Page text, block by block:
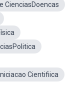
CienciasDoencas
Cientifiica